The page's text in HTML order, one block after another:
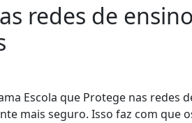
redes de
Escola que Protege nas redes
mais seguro. Isso faz com que